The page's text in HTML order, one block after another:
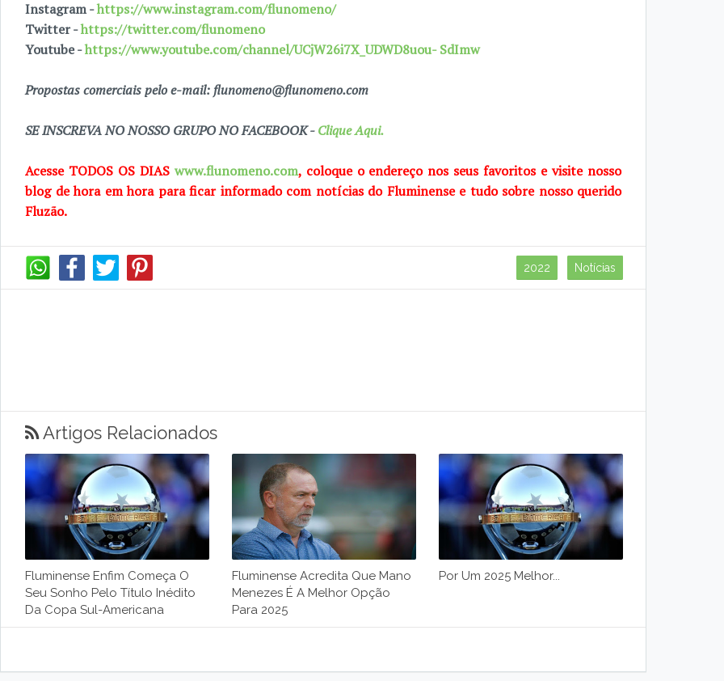
Instagram -https://www.instagram.com/flunomeno/
Twitter -https://twitter.com/flunomeno
Youtube -https://www.youtube.com/channel/UCjW26i7X_UDWD8uou- SdImw
Propostas comerciais pelo e-mail: flunomeno@flunomeno.com
SE INSCREVA NO NOSSO GRUPO NO FACEBOOK -Clique Aqui.
Acesse TODOS OS DIAS www.flunomeno.com, coloque o endereço nos seus favoritos e visite nosso
blog de hora em hora para ficar informado com notícias do Fluminense e tudo sobre nosso querido
Fluzão.
2022 Notícias
Artigos Relacionados
Fluminense Enfim Começa O
Seu Sonho Pelo Título Inédito
Da Copa Sul-Americana
Fluminense Acredita Que Mano
Menezes É A Melhor Opção
Para 2025
Por Um 2025 Melhor...